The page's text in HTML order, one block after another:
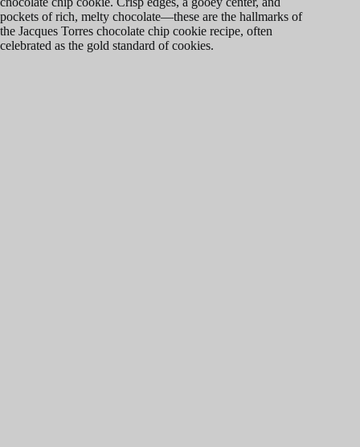
pockets of rich, melty chocolate—these are the hallmarks of
the Jacques Torres chocolate chip cookie recipe, often
celebrated as the gold standard of cookies.